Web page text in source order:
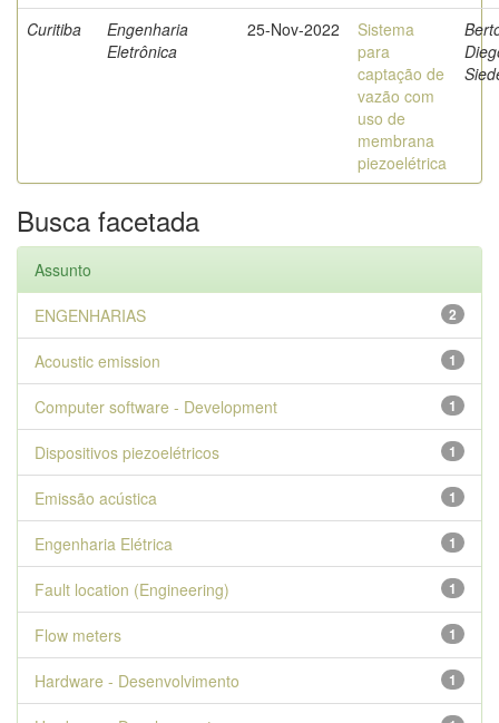
Curitiba
Engenharia
Eletrônica
25-Nov-2022
Sistema
para
captação de
vazão com
uso de
membrana
piezoelétrica
Busca facetada
Assunto
2
ENGENHARIAS
1
Acoustic emission
1
Computer software - Development
1
Dispositivos piezoelétricos
1
Emissão acústica
1
Engenharia Elétrica
1
Fault location (Engineering)
1
Flow meters
1
Hardware - Desenvolvimento